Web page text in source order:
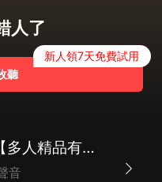
人了
聽
新人領7天免費試用
未曾相遇相知|【多人精品有聲劇】|撕心虐戀|豪門恩
音